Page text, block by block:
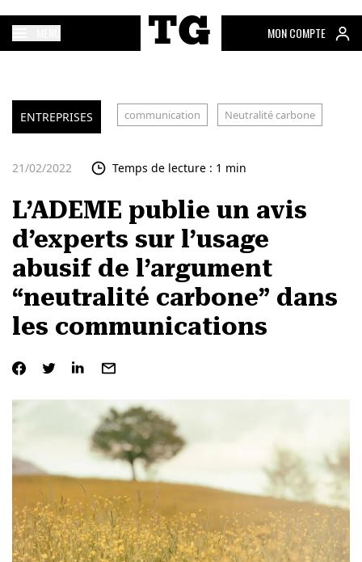
MON COMPTE
ENTREPRISES communication Neutralité carbone
21/02/2022 Temps de lecture : 1 min
L’ADEME publie un avis
d’experts sur l’usage
abusif de l’argument
“neutralité carbone” dans
les communications